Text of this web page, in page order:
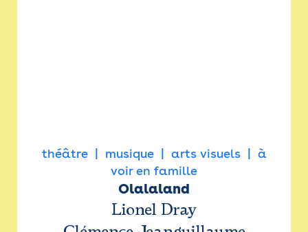
théâtre musique arts visuels
à
voir en famille
Olalaland
Lionel Dray